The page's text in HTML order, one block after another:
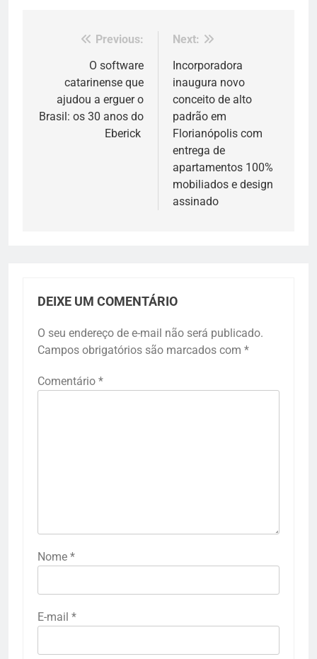
Navegação
Post
Previous:
O software
catarinense que
ajudou a erguer o
Brasil: os 30 anos do
Eberick
Next:
Incorporadora
inaugura novo
conceito de alto
padrão em
Florianópolis com
entrega de
apartamentos 100%
mobiliados e design
assinado
DEIXE UM COMENTÁRIO
O seu endereço de e-mail não será publicado.
Campos obrigatórios são marcados com *
Comentário *
Nome *
E-mail *